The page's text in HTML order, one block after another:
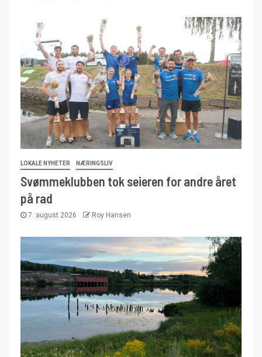
LOKALE NYHETER NÆRINGSLIV
Svømmeklubben tok seieren for andre året
på rad
7. august 2026 Roy Hansen